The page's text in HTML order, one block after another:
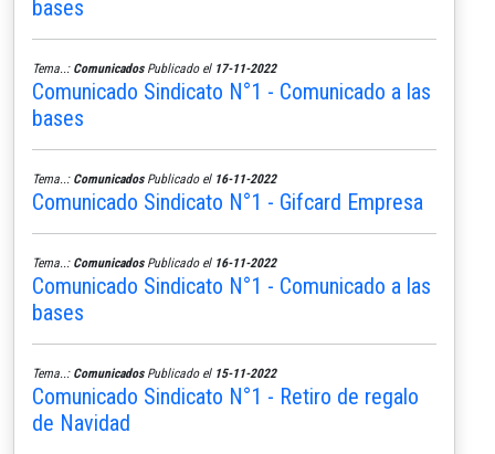
bases
Tema..: ComunicadosPublicado el 17-11-2022
Comunicado Sindicato N°1 - Comunicado a las
bases
Tema..: ComunicadosPublicado el 16-11-2022
Comunicado Sindicato N°1 - Gifcard Empresa
Tema..: ComunicadosPublicado el 16-11-2022
Comunicado Sindicato N°1 - Comunicado a las
bases
Tema..: ComunicadosPublicado el 15-11-2022
Comunicado Sindicato N°1 - Retiro de regalo
de Navidad